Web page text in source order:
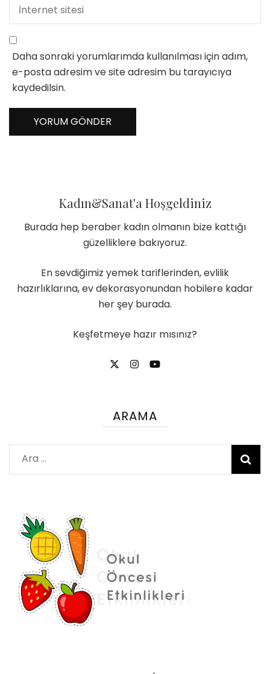
Daha sonraki yorumlarımda kullanılması için adım,
e-posta adresim ve site adresim bu tarayıcıya
kaydedilsin.
Kadın&Sanat'a Hoşgeldiniz
Burada hep beraber kadın olmanın bize kattığı
güzelliklere bakıyoruz.
En sevdiğimiz yemek tariflerinden, evlilik
hazırlıklarına, ev dekorasyonundan hobilere kadar
her şey burada.
Keşfetmeye hazır mısınız?
ARAMA
Arama: